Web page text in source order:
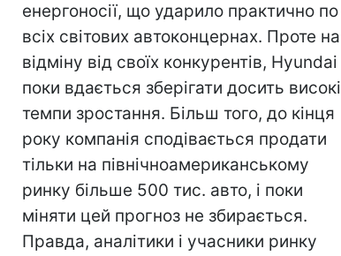
енергоносії, що ударило практично по
всіх світових автоконцернах. Проте на
відміну від своїх конкурентів, Hyundai
поки вдається зберігати досить високі
темпи зростання. Більш того, до кінця
року компанія сподівається продати
тільки на північноамериканському
ринку більше 500 тис. авто, і поки
міняти цей прогноз не збирається.
Правда, аналітики і учасники ринку